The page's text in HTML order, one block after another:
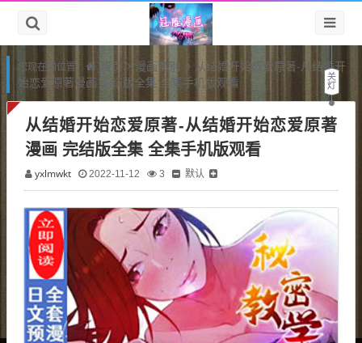
您现在的位置： 首页 漫画类别
从结婚开始恋爱原著-从结婚开
始恋爱原著漫画 完结版全集 全集手机版观看
从结婚开始恋爱原著-从结婚开始恋爱原著
漫画 完结版全集 全集手机版观看
yxlmwkt 2022-11-12 3 默认